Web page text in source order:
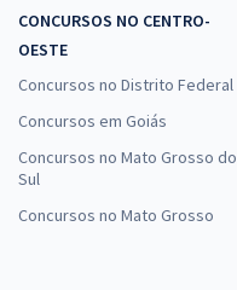
CONCURSOS NO CENTRO-
OESTE
Concursos no Distrito Federal
Concursos em Goiás
Concursos no Mato Grosso do
Sul
Concursos no Mato Grosso